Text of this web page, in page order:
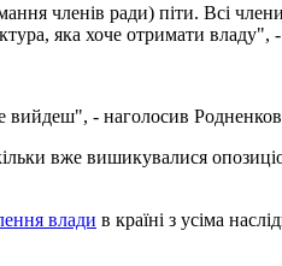
членів ради) піти. Всі
яка хоче отримати
вийдеш", - наголосив
вже вишикувалися
влади в країні з усіма